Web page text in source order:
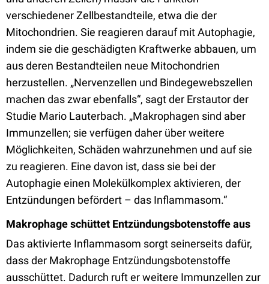
verschiedener Zellbestandteile, etwa die der
Mitochondrien. Sie reagieren darauf mit Autophagie,
indem sie die geschädigten Kraftwerke abbauen, um
aus deren Bestandteilen neue Mitochondrien
herzustellen. „Nervenzellen und Bindegewebszellen
machen das zwar ebenfalls“, sagt der Erstautor der
Studie Mario Lauterbach. „Makrophagen sind aber
Immunzellen; sie verfügen daher über weitere
Möglichkeiten, Schäden wahrzunehmen und auf sie
zu reagieren. Eine davon ist, dass sie bei der
Autophagie einen Molekülkomplex aktivieren, der
Entzündungen befördert – das Inflammasom.“
Makrophage schüttet Entzündungsbotenstoffe aus
Das aktivierte Inflammasom sorgt seinerseits dafür,
dass der Makrophage Entzündungsbotenstoffe
ausschüttet. Dadurch ruft er weitere Immunzellen zur